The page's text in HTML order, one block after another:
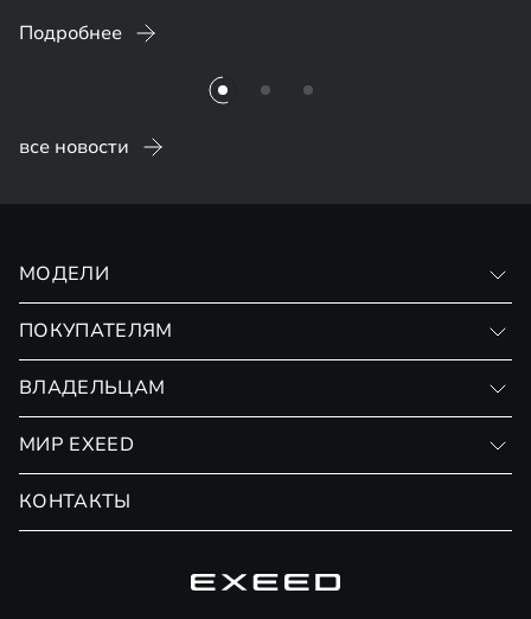
Подробнее
все новости
МОДЕЛИ
ПОКУПАТЕЛЯМ
Страхование
ВЛАДЕЛЬЦАМ
Сервис
Помощь на дорогах
МИР EXEED
КОНТАКТЫ